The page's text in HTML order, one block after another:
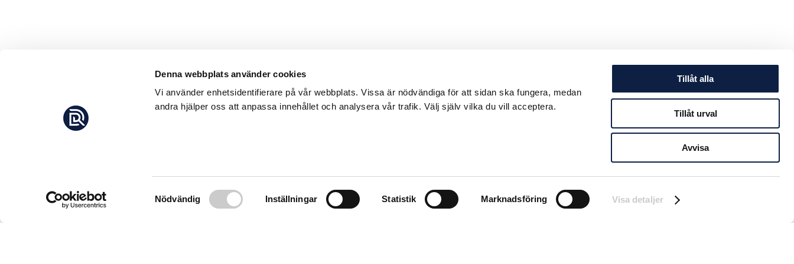
Denna webbplats använder cookies
Vi använder enhetsidentifierare på vår webbplats. Vissa är nödvändiga för att sidan ska fungera, medan
andra hjälper oss att anpassa innehållet och analysera vår trafik. Välj själv vilka du vill acceptera.
Samtyckesval
Nödvändig Inställningar Statistik Marknadsföring Visa detaljer
Tillåt alla
Tillåt urval
Avvisa